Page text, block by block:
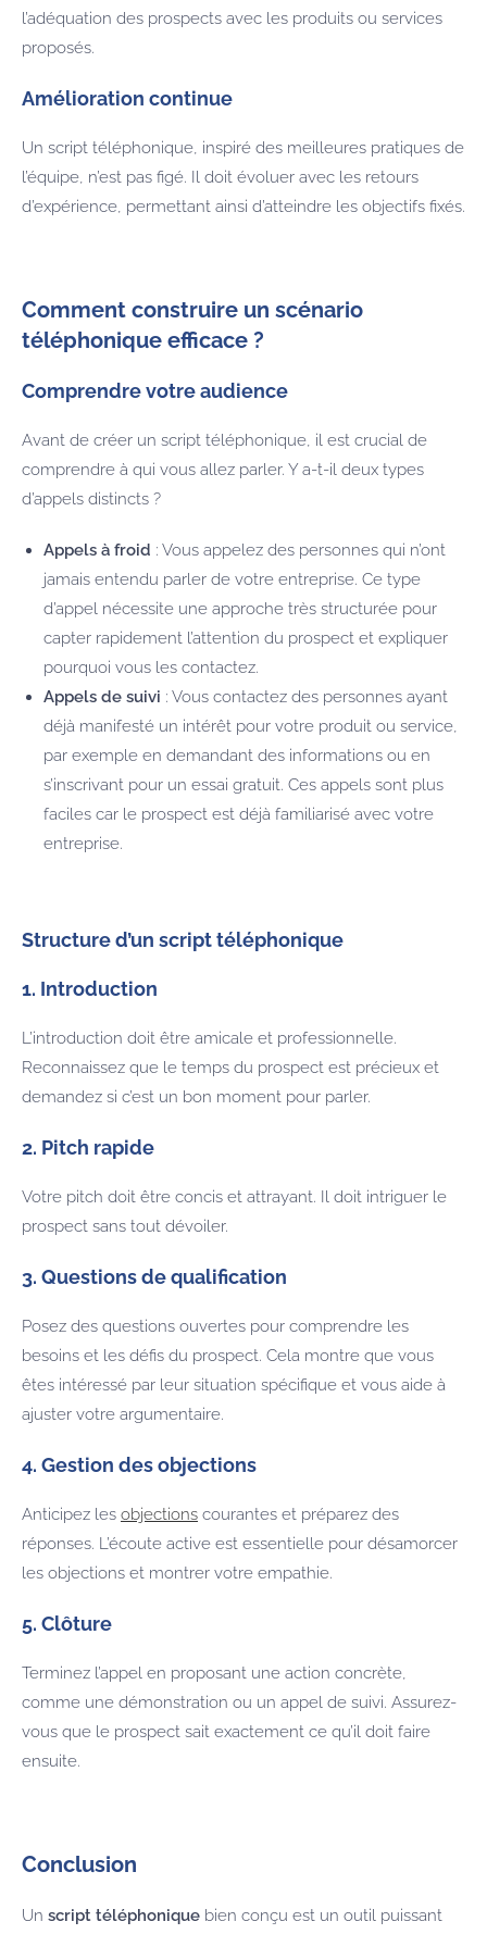
l’adéquation des prospects avec les produits ou services
proposés.
Amélioration continue
Un script téléphonique, inspiré des meilleures pratiques de
l’équipe, n’est pas figé. Il doit évoluer avec les retours
d’expérience, permettant ainsi d’atteindre les objectifs fixés.
Comment construire un scénario
téléphonique efficace ?
Comprendre votre audience
Avant de créer un script téléphonique, il est crucial de
comprendre à qui vous allez parler. Y a-t-il deux types
d’appels distincts ?
Appels à froid : Vous appelez des personnes qui n’ont
jamais entendu parler de votre entreprise. Ce type
d’appel nécessite une approche très structurée pour
capter rapidement l’attention du prospect et expliquer
pourquoi vous les contactez.
Appels de suivi : Vous contactez des personnes ayant
déjà manifesté un intérêt pour votre produit ou service,
par exemple en demandant des informations ou en
s’inscrivant pour un essai gratuit. Ces appels sont plus
faciles car le prospect est déjà familiarisé avec votre
entreprise.
Structure d’un script téléphonique
1. Introduction
L’introduction doit être amicale et professionnelle.
Reconnaissez que le temps du prospect est précieux et
demandez si c’est un bon moment pour parler.
2. Pitch rapide
Votre pitch doit être concis et attrayant. Il doit intriguer le
prospect sans tout dévoiler.
3. Questions de qualification
Posez des questions ouvertes pour comprendre les
besoins et les défis du prospect. Cela montre que vous
êtes intéressé par leur situation spécifique et vous aide à
ajuster votre argumentaire.
4. Gestion des objections
Anticipez les objections courantes et préparez des
réponses. L’écoute active est essentielle pour désamorcer
les objections et montrer votre empathie.
5. Clôture
Terminez l’appel en proposant une action concrète,
comme une démonstration ou un appel de suivi. Assurez-
vous que le prospect sait exactement ce qu’il doit faire
ensuite.
Conclusion
Un script téléphonique bien conçu est un outil puissant